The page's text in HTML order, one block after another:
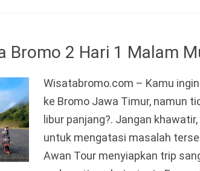
Bromo 2 Hari 1 Malam
Wisatabromo.com – Kamu
ke Bromo Jawa Timur, namun
libur panjang?. Jangan
untuk mengatasi masalah
Awan Tour menyiapkan trip